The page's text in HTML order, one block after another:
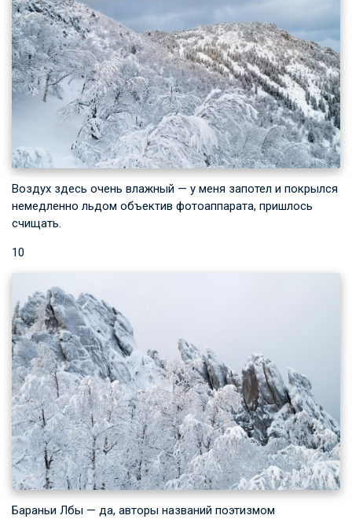
Воздух здесь очень влажный — у меня запотел и покрылся
немедленно льдом объектив фотоаппарата, пришлось
счищать.
10
Бараньи Лбы — да, авторы названий поэтизмом